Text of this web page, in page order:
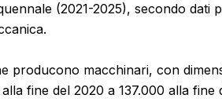
(2021-2025), secondo dati
producono macchinari, con
fine del 2020 a 137.000 alla fine